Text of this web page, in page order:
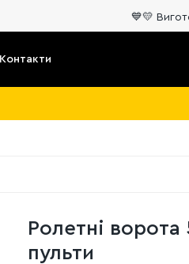
💙💛 Виготовлення
Контакти
Ролетні
пульти